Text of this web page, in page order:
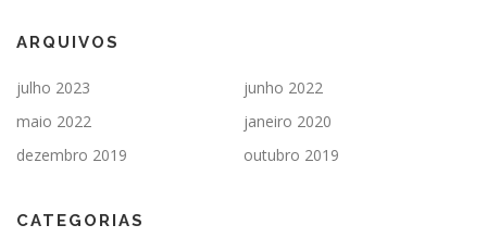
ARQUIVOS
julho 2023
junho 2022
maio 2022
janeiro 2020
dezembro 2019
outubro 2019
CATEGORIAS